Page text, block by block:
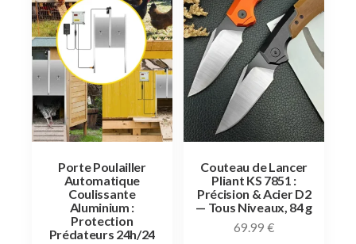
Porte Poulailler
Automatique
Coulissante
Aluminium :
Protection
Prédateurs 24h/24
Couteau de Lancer
Pliant KS 7851 :
Précision & Acier D2
— Tous Niveaux, 84 g
69.99€